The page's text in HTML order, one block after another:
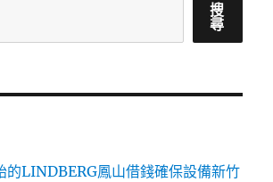
搜
尋
的LINDBERG鳳山借錢確保設備新竹